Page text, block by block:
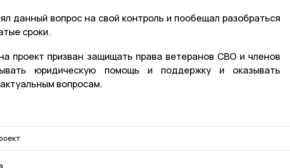
данный вопрос на свой контроль и пообещал разобраться
сроки.
проект призван защищать права ветеранов СВО и членов
юридическую помощь и поддержку и оказывать
вопросам.